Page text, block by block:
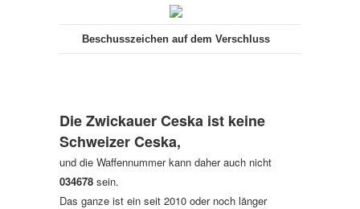
Beschusszeichen auf dem Verschluss
Die Zwickauer Ceska ist keine
Schweizer Ceska,
und die Waffennummer kann daher auch nicht
034678 sein.
Das ganze ist ein seit 2010 oder noch länger